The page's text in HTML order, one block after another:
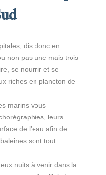
dis donc en
non pas une mais trois
se nourrir et se
riches en plancton de
marins vous
leurs
de l’eau afin de
sont tout
nuits à venir dans la